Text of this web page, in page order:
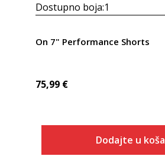
Dostupno boja:1
On 7" Performance Shorts
75,99 €
Dodajte u